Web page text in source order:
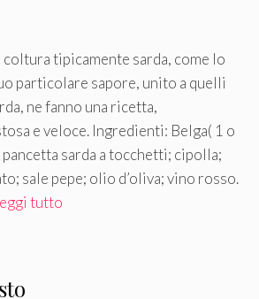
coltura tipicamente sarda, come lo
particolare sapore, unito a quelli
ne fanno una ricetta,
e veloce. Ingredienti: Belga( 1 o
pancetta sarda a tocchetti; cipolla;
sale pepe; olio d’oliva; vino rosso.
tutto